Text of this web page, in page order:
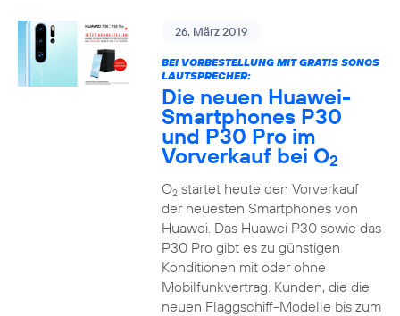
26. März 2019
BEI VORBESTELLUNG MIT GRATIS SONOS
LAUTSPRECHER:
Die neuen Huawei-
Smartphones P30
und P30 Pro im
Vorverkauf bei O2
O2startet heute den Vorverkauf
der neuesten Smartphones von
Huawei. Das Huawei P30 sowie das
P30 Pro gibt es zu günstigen
Konditionen mit oder ohne
Mobilfunkvertrag. Kunden, die die
neuen Flaggschiff-Modelle bis zum